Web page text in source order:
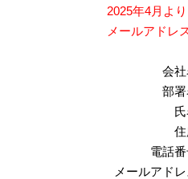
2025年4月よ
メールアドレ
会社
部署
電話
メールアドレ